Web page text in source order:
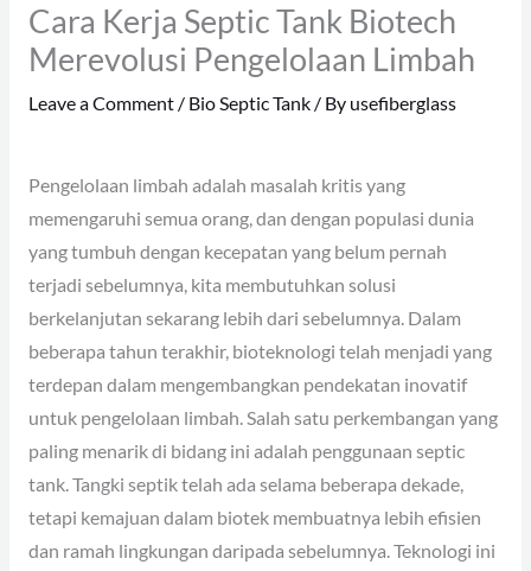
Cara Kerja Septic Tank Biotech
Merevolusi Pengelolaan Limbah
Leave a Comment / Bio Septic Tank/ By usefiberglass
Pengelolaan limbah adalah masalah kritis yang
memengaruhi semua orang, dan dengan populasi dunia
yang tumbuh dengan kecepatan yang belum pernah
terjadi sebelumnya, kita membutuhkan solusi
berkelanjutan sekarang lebih dari sebelumnya. Dalam
beberapa tahun terakhir, bioteknologi telah menjadi yang
terdepan dalam mengembangkan pendekatan inovatif
untuk pengelolaan limbah. Salah satu perkembangan yang
paling menarik di bidang ini adalah penggunaan septic
tank. Tangki septik telah ada selama beberapa dekade,
tetapi kemajuan dalam biotek membuatnya lebih efisien
dan ramah lingkungan daripada sebelumnya. Teknologi ini